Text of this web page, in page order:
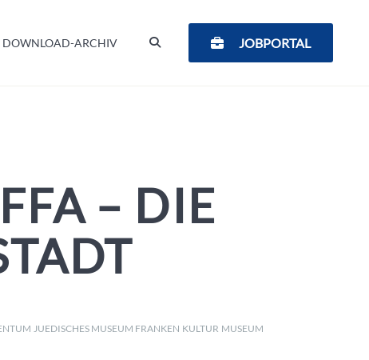
DOWNLOAD-ARCHIV JOBPORTAL
– DIE
JUEDISCHES MUSEUM FRANKEN KULTUR MUSEUM